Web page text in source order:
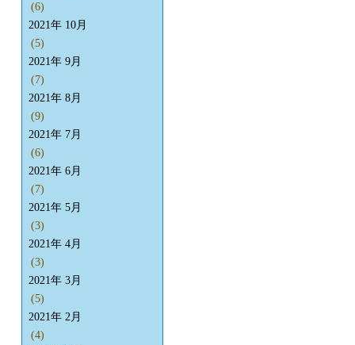
(6)
2021年 10月
(5)
2021年 9月
(7)
2021年 8月
(9)
2021年 7月
(6)
2021年 6月
(7)
2021年 5月
(3)
2021年 4月
(3)
2021年 3月
(5)
2021年 2月
(4)